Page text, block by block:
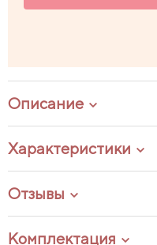
Описание
Характеристики
Отзывы
Комплектация